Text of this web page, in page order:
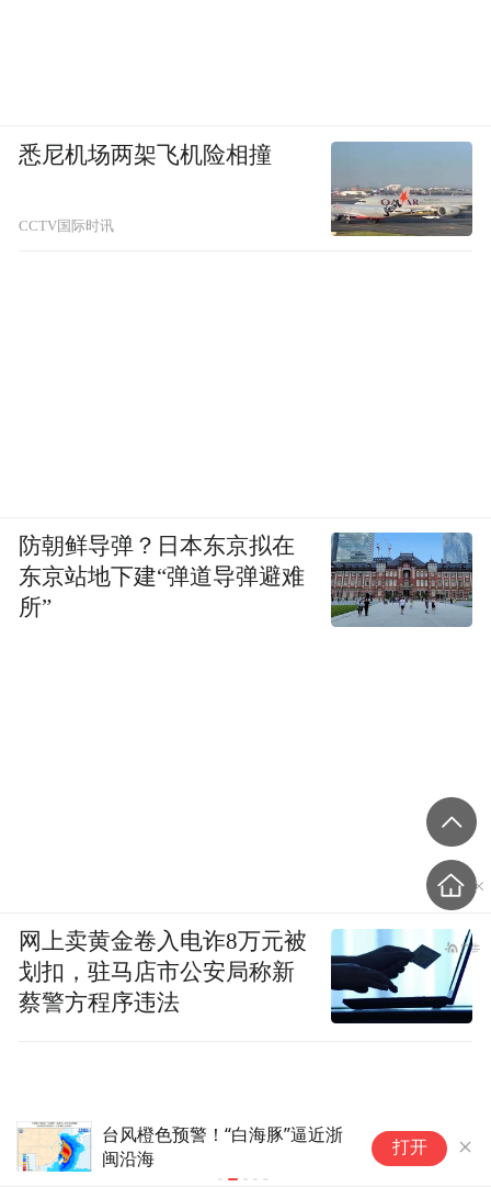
23岁患癌准博士进入“生命倒计
时”，武汉大学中南医院教授杨
肖军：胃癌呈年轻化趋势，切记
打开
悉尼机场两架飞机险相撞
CCTV国际时讯
防朝鲜导弹？日本东京拟在
东京站地下建“弹道导弹避难
所”
网上卖黄金卷入电诈8万元被
划扣，驻马店市公安局称新
蔡警方程序违法